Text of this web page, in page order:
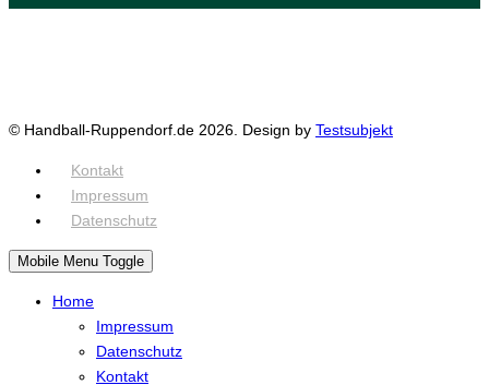
© Handball-Ruppendorf.de 2026. Design by Testsubjekt
Kontakt
Impressum
Datenschutz
Mobile Menu Toggle
Home
Impressum
Datenschutz
Kontakt